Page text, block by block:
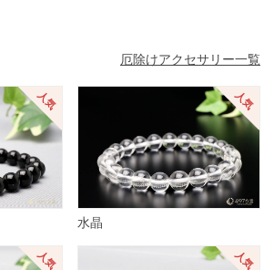
厄除けアクセサリー一覧
水晶